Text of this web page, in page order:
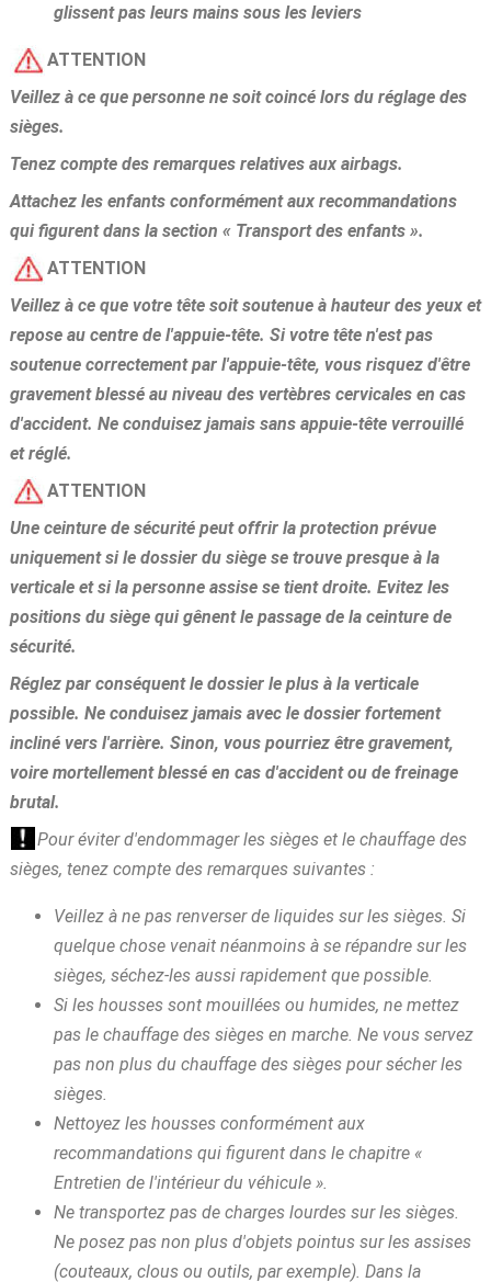
glissent pas leurs mains sous les leviers
ATTENTION
Veillez à ce que personne ne soit coincé lors du réglage des
sièges.
Tenez compte des remarques relatives aux airbags.
Attachez les enfants conformément aux recommandations
qui figurent dans la section « Transport des enfants ».
ATTENTION
Veillez à ce que votre tête soit soutenue à hauteur des yeux et
repose au centre de l'appuie-tête. Si votre tête n'est pas
soutenue correctement par l'appuie-tête, vous risquez d'être
gravement blessé au niveau des vertèbres cervicales en cas
d'accident. Ne conduisez jamais sans appuie-tête verrouillé
et réglé.
ATTENTION
Une ceinture de sécurité peut offrir la protection prévue
uniquement si le dossier du siège se trouve presque à la
verticale et si la personne assise se tient droite. Evitez les
positions du siège qui gênent le passage de la ceinture de
sécurité.
Réglez par conséquent le dossier le plus à la verticale
possible. Ne conduisez jamais avec le dossier fortement
incliné vers l'arrière. Sinon, vous pourriez être gravement,
voire mortellement blessé en cas d'accident ou de freinage
brutal.
Pour éviter d'endommager les sièges et le chauffage des
sièges, tenez compte des remarques suivantes :
Veillez à ne pas renverser de liquides sur les sièges. Si
quelque chose venait néanmoins à se répandre sur les
sièges, séchez-les aussi rapidement que possible.
Si les housses sont mouillées ou humides, ne mettez
pas le chauffage des sièges en marche. Ne vous servez
pas non plus du chauffage des sièges pour sécher les
sièges.
Nettoyez les housses conformément aux
recommandations qui figurent dans le chapitre «
Entretien de l'intérieur du véhicule ».
Ne transportez pas de charges lourdes sur les sièges.
Ne posez pas non plus d'objets pointus sur les assises
(couteaux, clous ou outils, par exemple). Dans la